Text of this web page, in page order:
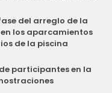
del arreglo de la
los aparcamientos
de la piscina
participantes en la